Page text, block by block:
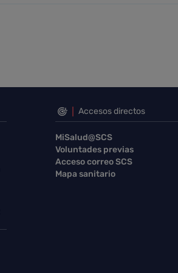
Accesos directos
MiSalud@SCS
Voluntades previas
Acceso correo SCS
Mapa sanitario